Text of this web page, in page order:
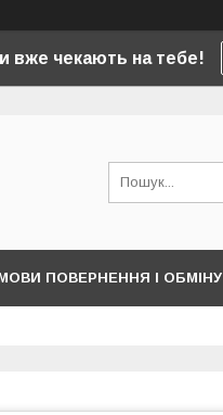
вже чекають на тебе!
ПОВЕРНЕННЯ І ОБМІНУ